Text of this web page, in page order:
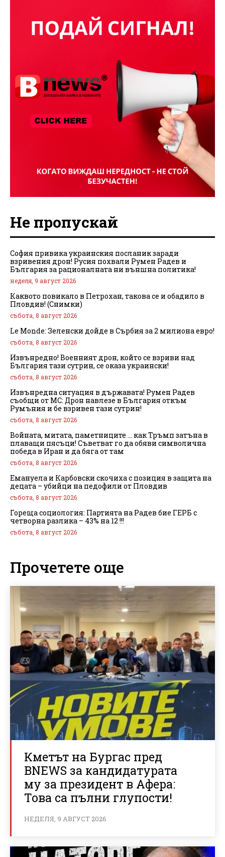
Не пропускай
София привика украинския посланик заради
взривения дрон! Русия похвали Румен Радев и
България за рационалната ни външна политика!
неделя, 9 август 2026
Каквото повикало в Петрохан, такова се и обадило в
Пловдив! (Снимки)
събота, 8 август 2026
Le Monde: Зеленски дойде в Сърбия за 2 милиона евро!
събота, 8 август 2026
Извънредно! Военният дрон, който се взриви над
България тази сутрин, се оказа украински!
събота, 8 август 2026
Извънредна ситуация в държавата! Румен Радев
съобщи от МС: Дрон навлезе в България откъм
Румъния и бе взривен тази сутрин!
събота, 8 август 2026
Войната, митата, паметниците … как Тръмп затъна в
плаващи пясъци! Съветват го да обяви символична
победа в Иран и да бяга от там
събота, 8 август 2026
Емануела и Карбовски скочиха с позиция в защита на
децата – убийци на педофили от Пловдив
събота, 8 август 2026
Гореща социология: Партията на Радев бие ГЕРБ с
четворна разлика – 43% на 12 !!!
събота, 8 август 2026
Прочетете още
Кметът на Бургас пред
BNEWS за кандидатурата
му за президент в Афера:
Това са пълни глупости!
НЕДЕЛЯ, 9 АВГУСТ 2026